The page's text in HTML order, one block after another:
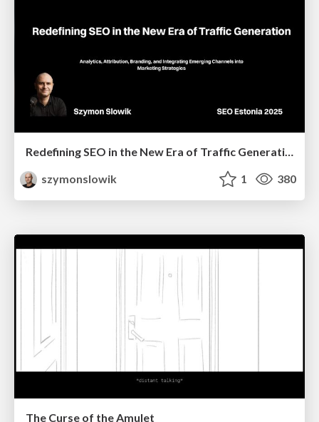
Redefining SEO in the New Era of Traffic Generation
szymonslowik
1 380
The Curse of the Amulet